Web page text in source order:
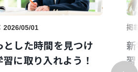
2026/05/01
とした時間を見つけ
習に取り入れよう！
掲